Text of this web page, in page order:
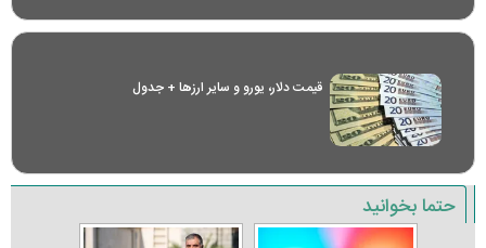
قیمت دلار، یورو و سایر ارز‌ها + جدول
حتما بخوانید